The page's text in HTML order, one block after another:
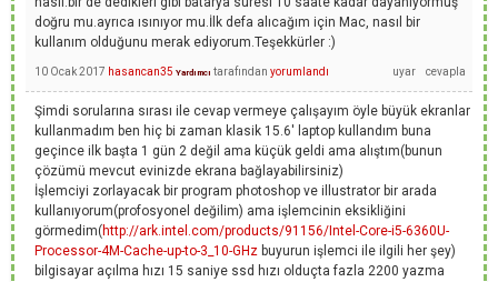
doğru mu.ayrıca ısınıyor mu.İlk defa alıcağım için Mac, nasıl bir
kullanım olduğunu merak ediyorum.Teşekkürler :)
10 Ocak 2017 hasancan35 Yardımcı tarafından yorumlandı
Şimdi sorularına sırası ile cevap vermeye çalışayım öyle büyük ekranlar
kullanmadım ben hiç bi zaman klasik 15.6' laptop kullandım buna
geçince ilk başta 1 gün 2 değil ama küçük geldi ama alıştım(bunun
çözümü mevcut evinizde ekrana bağlayabilirsiniz)
İşlemciyi zorlayacak bir program photoshop ve illustrator bir arada
kullanıyorum(profosyonel değilim) ama işlemcinin eksikliğini
görmedim( http://ark.intel.com/products/91156/Intel-Core-i5-6360U-
Processor-4M-Cache-up-to-3_10-GHz buyurun işlemci ile ilgili her şey)
bilgisayar açılma hızı 15 saniye ssd hızı olduçta fazla 2200 yazma